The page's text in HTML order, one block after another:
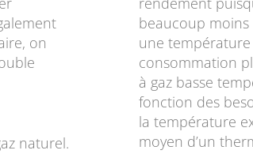
on
naturel.
beaucoup moins
une température
consommation
à gaz basse
fonction des
la température
moyen d’un